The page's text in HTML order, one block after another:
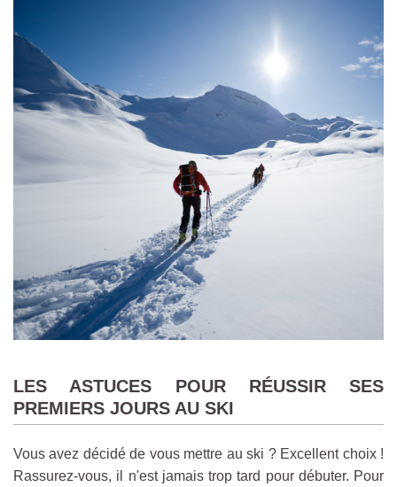
LES ASTUCES POUR RÉUSSIR SES
PREMIERS JOURS AU SKI
Vous avez décidé de vous mettre au ski ? Excellent choix !
Rassurez-vous, il n'est jamais trop tard pour débuter. Pour